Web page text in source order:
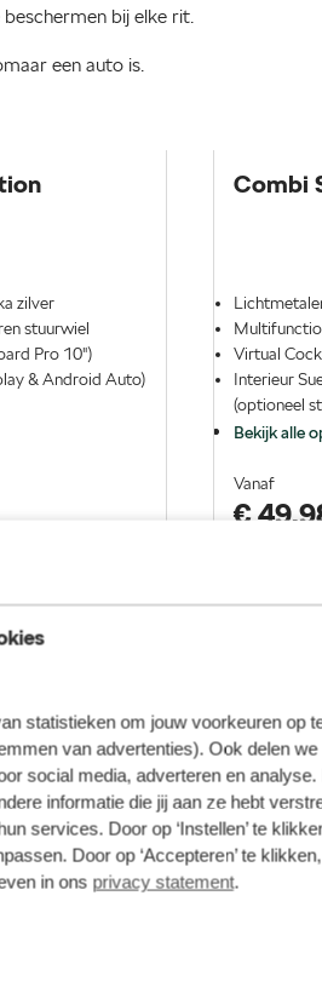
statistieken om jouw voorkeuren op
van advertenties). Ook delen
social media, adverteren en
informatie die jij aan ze hebt
services. Door op ‘Instellen’ te
Door op ‘Accepteren’ te
in ons privacy statement.
bij elke rit.
een auto is.
zilver
stuurwiel
Pro 10")
& Android Auto)
Combi
Virtual
Interieur
(optioneel
Bekijk alle
Vanaf
€
Škoda
De